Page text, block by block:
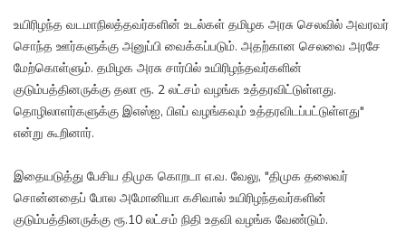
உயிரிழந்த வடமாநிலத்தவர்களின் உடல்கள் தமிழக அரசு செலவில் அவரவர்
சொந்த ஊர்களுக்கு அனுப்பி வைக்கப்படும். அதற்கான செலவை அரசே
மேற்கொள்ளும். தமிழக அரசு சார்பில் உயிரிழந்தவர்களின்
குடும்பத்தினருக்கு தலா ரூ. 2 லட்சம் வழங்க உத்தரவிட்டுள்ளது.
தொழிலாளர்களுக்கு இஎஸ்ஐ, பிஎப் வழங்கவும் உத்தரவிடப்பட்டுள்ளது"
என்று கூறினார்.
இதையடுத்து பேசிய திமுக கொறடா எ.வ. வேலு, "திமுக தலைவர்
சொன்னதைப் போல அமோனியா கசிவால் உயிரிழந்தவர்களின்
குடும்பத்தினருக்கு ரூ.10 லட்சம் நிதி உதவி வழங்க வேண்டும்.